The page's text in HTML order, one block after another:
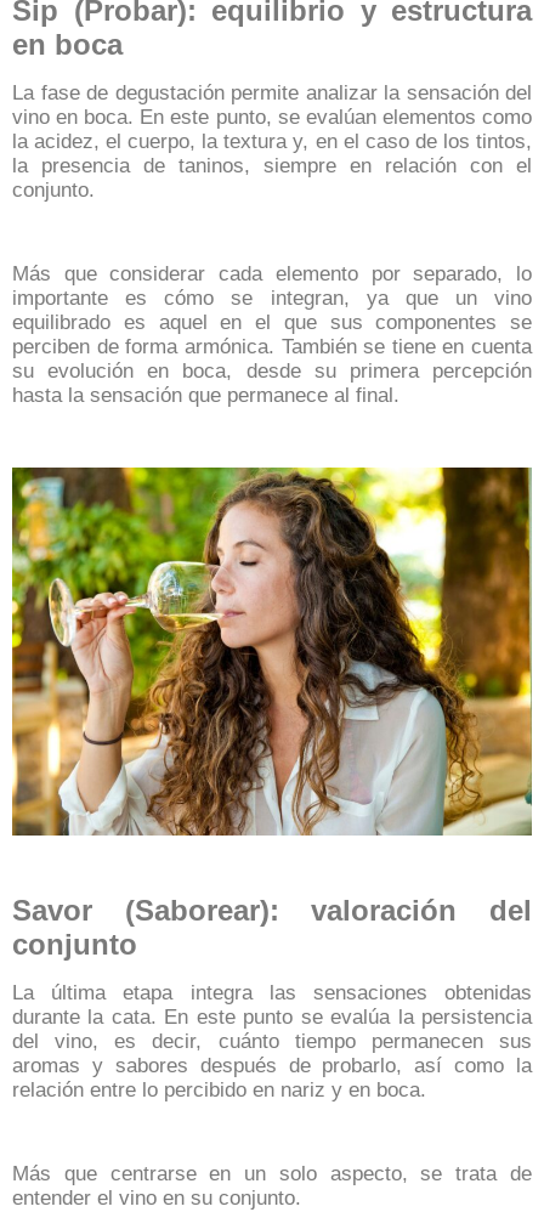
Sip (Probar): equilibrio y estructura
en boca
La fase de degustación permite analizar la sensación del
vino en boca. En este punto, se evalúan elementos como
la acidez, el cuerpo, la textura y, en el caso de los tintos,
la presencia de taninos, siempre en relación con el
conjunto.
Más que considerar cada elemento por separado, lo
importante es cómo se integran, ya que un vino
equilibrado es aquel en el que sus componentes se
perciben de forma armónica. También se tiene en cuenta
su evolución en boca, desde su primera percepción
hasta la sensación que permanece al final.
Savor (Saborear): valoración del
conjunto
La última etapa integra las sensaciones obtenidas
durante la cata. En este punto se evalúa la persistencia
del vino, es decir, cuánto tiempo permanecen sus
aromas y sabores después de probarlo, así como la
relación entre lo percibido en nariz y en boca.
Más que centrarse en un solo aspecto, se trata de
entender el vino en su conjunto.